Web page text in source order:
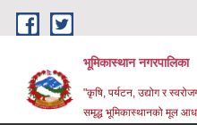
Skip to main content
भूमिकास्थान नगरपालिका
"कृषि, पर्यटन, उद्योग र
समृद्ध भूमिकास्थानको मूल